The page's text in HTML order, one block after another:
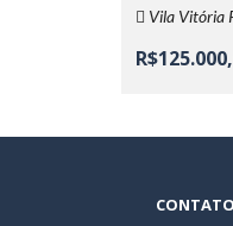
Vila Vitória